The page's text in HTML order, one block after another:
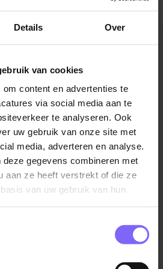
Details Over
van cookies
content en advertenties te
via social media aan te
te analyseren. Ook
uw gebruik van onze site met
media, adverteren en analyse.
gegevens combineren met
aan ze heeft verstrekt of die ze
van uw gebruik van hun
en Strucht. In totaal
Schin op Geul ongeveer 691
van Schin op Geul
de gemeenschap zelf. Veel